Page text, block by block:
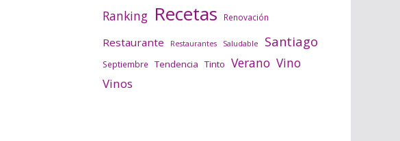
Ranking Recetas Renovación
Restaurante Restaurantes Saludable Santiago
Septiembre Tendencia Tinto Verano Vino
Vinos